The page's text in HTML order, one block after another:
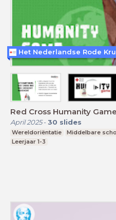
Red Cross Humanity
April 2025- 30 slides
Wereldoriëntatie Middelbare
Leerjaar 1-3
Het Nederlandse Rode